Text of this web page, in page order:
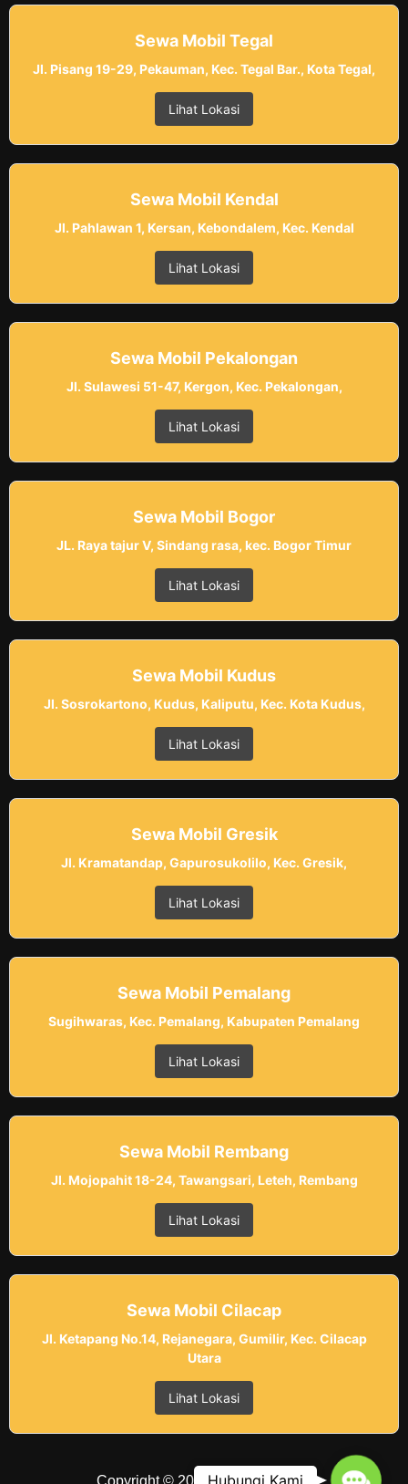
Sewa Mobil Tegal
Jl. Pisang 19-29, Pekauman, Kec. Tegal Bar., Kota Tegal,
Lihat Lokasi
Sewa Mobil Kendal
Jl. Pahlawan 1, Kersan, Kebondalem, Kec. Kendal
Lihat Lokasi
Sewa Mobil Pekalongan
Jl. Sulawesi 51-47, Kergon, Kec. Pekalongan,
Lihat Lokasi
Sewa Mobil Bogor
JL. Raya tajur V, Sindang rasa, kec. Bogor Timur
Lihat Lokasi
Sewa Mobil Kudus
Jl. Sosrokartono, Kudus, Kaliputu, Kec. Kota Kudus,
Lihat Lokasi
Sewa Mobil Gresik
Jl. Kramatandap, Gapurosukolilo, Kec. Gresik,
Lihat Lokasi
Sewa Mobil Pemalang
Sugihwaras, Kec. Pemalang, Kabupaten Pemalang
Lihat Lokasi
Sewa Mobil Rembang
Jl. Mojopahit 18-24, Tawangsari, Leteh, Rembang
Lihat Lokasi
Sewa Mobil Cilacap
Jl. Ketapang No.14, Rejanegara, Gumilir, Kec. Cilacap
Utara
Lihat Lokasi
Copyright © 2025 Belvania Trans
Hubungi Kami